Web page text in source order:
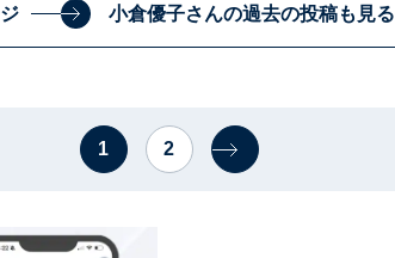
小倉優子さんの過去の投稿も見る
1 2